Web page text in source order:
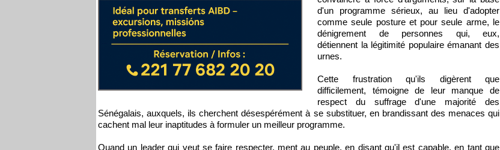
d'un programme sérieux, au lieu d'adopter
comme seule posture et pour seule arme, le
dénigrement de personnes qui, eux,
détiennent la légitimité populaire émanant des
urnes.
Cette frustration qu'ils digèrent que
difficilement, témoigne de leur manque de
respect du suffrage d'une majorité des
Sénégalais, auxquels, ils cherchent désespérément à se substituer, en brandissant des menaces qui
cachent mal leur inaptitudes à formuler un meilleur programme.
Quand un leader qui veut se faire respecter, ment au peuple, en disant qu'il est capable, en tant que